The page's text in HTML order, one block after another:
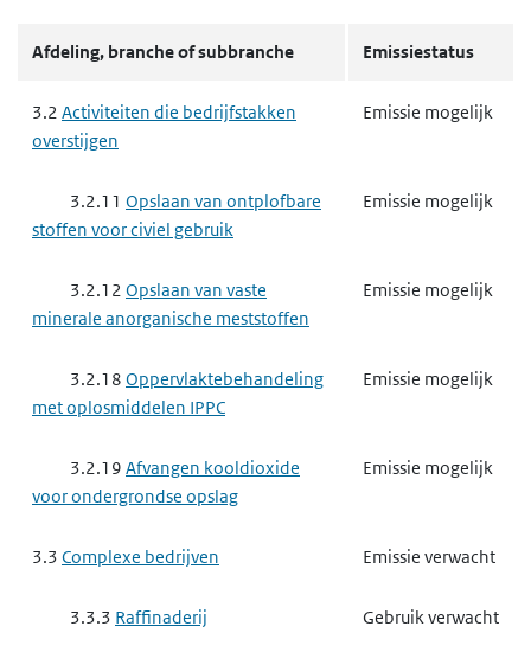
Afdeling, branche of subbranche Emissiestatus
3.2 Activiteiten die bedrijfstakken
overstijgen
Emissie mogelijk
3.2.11 Opslaan van ontplofbare
stoffen voor civiel gebruik
Emissie mogelijk
3.2.12 Opslaan van vaste
minerale anorganische meststoffen
Emissie mogelijk
3.2.18 Oppervlaktebehandeling
met oplosmiddelen IPPC
Emissie mogelijk
3.2.19 Afvangen kooldioxide
voor ondergrondse opslag
Emissie mogelijk
3.3 Complexe bedrijven Emissie verwacht
3.3.3 Raffinaderij Gebruik verwacht